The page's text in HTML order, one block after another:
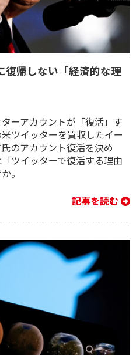
復帰しない「経済的な理
ーアカウントが「復活」す
ツイッターを買収したイー
のアカウント復活を決め
ツイッターで復活する理由
。
記事を読む